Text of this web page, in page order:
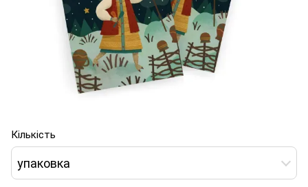
Кількість
упаковка